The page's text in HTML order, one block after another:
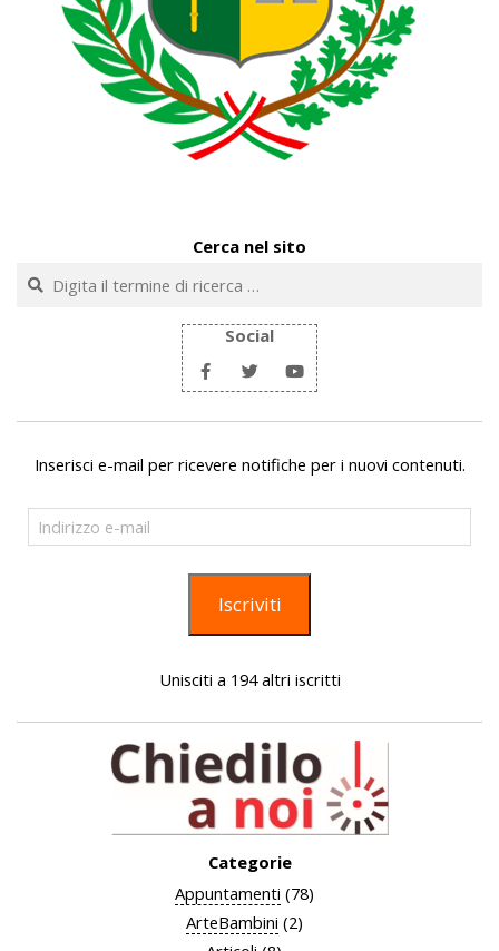
Cerca nel sito
Social
Inserisci e-mail per ricevere notifiche per i nuovi contenuti.
Indirizzo
e-
Iscriviti
Unisciti a 194 altri iscritti
Categorie
Appuntamenti (78)
ArteBambini (2)